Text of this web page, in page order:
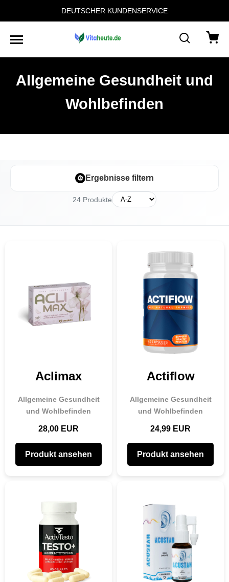
DEUTSCHER KUNDENSERVICE
Allgemeine Gesundheit und
Wohlbefinden
⚙Ergebnisse filtern
24 Produkte
Aclimax
Allgemeine Gesundheit
und Wohlbefinden
28,00 EUR
Produkt ansehen
Actiflow
Allgemeine Gesundheit
und Wohlbefinden
24,99 EUR
Produkt ansehen